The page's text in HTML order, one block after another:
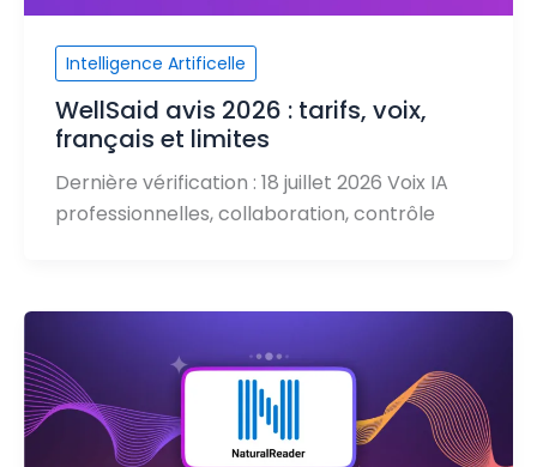
Intelligence Artificelle
WellSaid avis 2026 : tarifs, voix,
français et limites
Dernière vérification : 18 juillet 2026 Voix IA
professionnelles, collaboration, contrôle